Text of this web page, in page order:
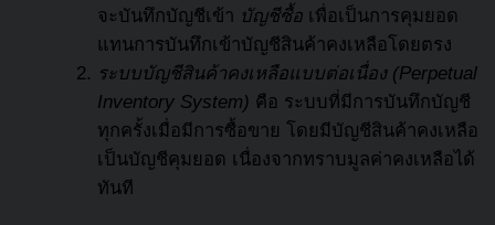
จะบันทึกบัญชีเข้า บัญชีซื้อ เพื่อเป็นการคุมยอด
แทนการบันทึกเข้าบัญชีสินค้าคงเหลือโดยตรง
ระบบบัญชีสินค้าคงเหลือแบบต่อเนื่อง (Perpetual
Inventory System) คือ ระบบที่มีการบันทึกบัญชี
ทุกครั้งเมื่อมีการซื้อขาย โดยมีบัญชีสินค้าคงเหลือ
เป็นบัญชีคุมยอด เนื่องจากทราบมูลค่าคงเหลือได้
ทันที